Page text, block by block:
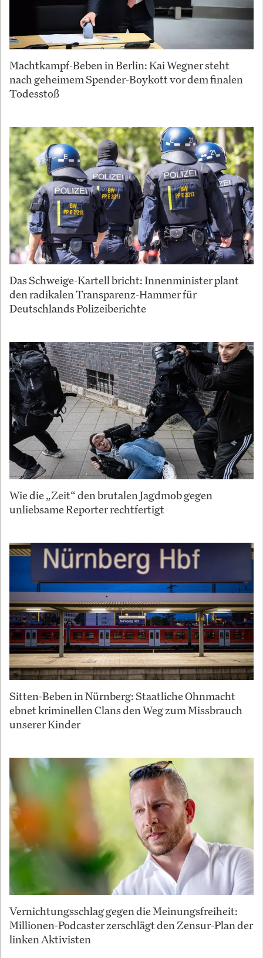
Machtkampf-Beben in Berlin: Kai Wegner steht
nach geheimem Spender-Boykott vor dem finalen
Todesstoß
Das Schweige-Kartell bricht: Innenminister plant
den radikalen Transparenz-Hammer für
Deutschlands Polizeiberichte
Wie die „Zeit“ den brutalen Jagdmob gegen
unliebsame Reporter rechtfertigt
Sitten-Beben in Nürnberg: Staatliche Ohnmacht
ebnet kriminellen Clans den Weg zum Missbrauch
unserer Kinder
Vernichtungsschlag gegen die Meinungsfreiheit:
Millionen-Podcaster zerschlägt den Zensur-Plan der
linken Aktivisten